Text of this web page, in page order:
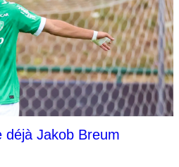
déjà Jakob Breum